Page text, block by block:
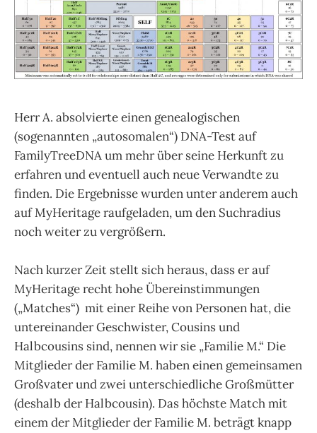
Herr A. absolvierte einen genealogischen
(sogenannten „autosomalen“) DNA-Test auf
FamilyTreeDNA um mehr über seine Herkunft zu
erfahren und eventuell auch neue Verwandte zu
finden. Die Ergebnisse wurden unter anderem auch
auf MyHeritage raufgeladen, um den Suchradius
noch weiter zu vergrößern.
Nach kurzer Zeit stellt sich heraus, dass er auf
MyHeritage recht hohe Übereinstimmungen
(„Matches“) mit einer Reihe von Personen hat, die
untereinander Geschwister, Cousins und
Halbcousins sind, nennen wir sie „Familie M.“ Die
Mitglieder der Familie M. haben einen gemeinsamen
Großvater und zwei unterschiedliche Großmütter
(deshalb der Halbcousin). Das höchste Match mit
einem der Mitglieder der Familie M. beträgt knapp